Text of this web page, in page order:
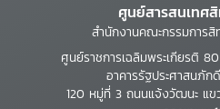
ศูนย์สารสนเทศ
สำนักงานคณะกรรมการ
ศูนย์ราชการเฉลิมพระเกียรติ
อาคารรัฐประศาสนภัก
120 หมู่ที่ 3 ถนนแจ้งวัฒนะ แ